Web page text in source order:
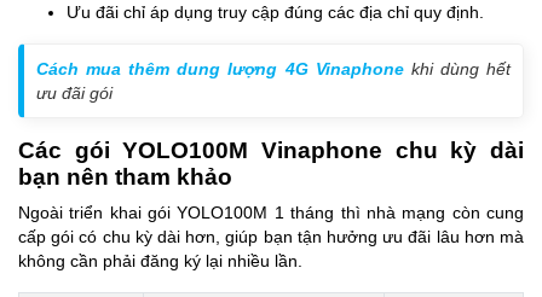
Ưu đãi chỉ áp dụng truy cập đúng các địa chỉ quy định.
Cách mua thêm dung lượng 4G Vinaphonekhi dùng hết
ưu đãi gói
Các gói YOLO100M Vinaphone chu kỳ dài
bạn nên tham khảo
Ngoài triển khai gói YOLO100M 1 tháng thì nhà mạng còn cung
cấp gói có chu kỳ dài hơn, giúp bạn tận hưởng ưu đãi lâu hơn mà
không cần phải đăng ký lại nhiều lần.